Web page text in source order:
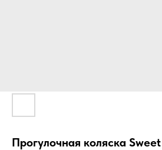
Прогулочная коляска